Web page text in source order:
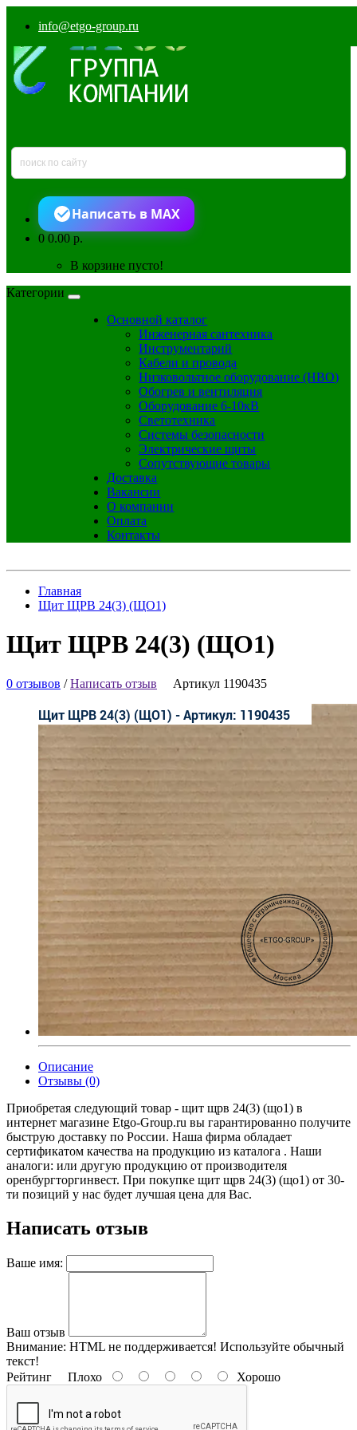
info@etgo-group.ru
Написать в MAX
00.00 р.
В корзине пусто!
Категории
Основной каталог
Инженерная сантехника
Инструментарий
Кабели и провода
Низковольтное оборудование (НВО)
Обогрев и вентиляция
Оборудование 6-10кВ
Светотехника
Системы безопасности
Электрические щиты
Сопутствующие товары
Доставка
Вакансии
О компании
Оплата
Контакты
Главная
Щит ЩРВ 24(3) (ЩО1)
Щит ЩРВ 24(3) (ЩО1)
0 отзывов /Написать отзыв Артикул 1190435
Описание
Отзывы (0)
Приобретая следующий товар - щит щрв 24(3) (що1) в
интернет магазине Etgo-Group.ru вы гарантированно получите
быструю доставку по России. Наша фирма обладает
сертификатом качества на продукцию из каталога . Наши
аналоги: или другую продукцию от производителя
оренбургторгинвест. При покупке щит щрв 24(3) (що1) от 30-
ти позиций у нас будет лучшая цена для Вас.
Написать отзыв
Ваше имя:
Ваш отзыв
Внимание: HTML не поддерживается! Используйте обычный
текст!
Рейтинг Плохо Хорошо